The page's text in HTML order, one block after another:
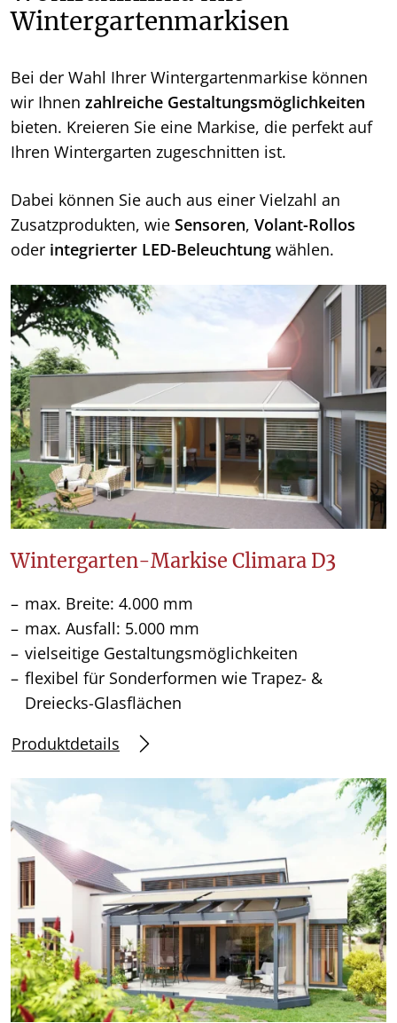
Wintergartenmarkisen
Bei der Wahl Ihrer Wintergartenmarkise können
wir Ihnen zahlreiche Gestaltungsmöglichkeiten
bieten. Kreieren Sie eine Markise, die perfekt auf
Ihren Wintergarten zugeschnitten ist.
Dabei können Sie auch aus einer Vielzahl an
Zusatzprodukten, wie Sensoren, Volant-Rollos
oder integrierter LED-Beleuchtung wählen.
Wintergarten-Markise Climara D3
max. Breite: 4.000 mm
max. Ausfall: 5.000 mm
vielseitige Gestaltungsmöglichkeiten
flexibel für Sonderformen wie Trapez- &
Dreiecks-Glasflächen
Produktdetails